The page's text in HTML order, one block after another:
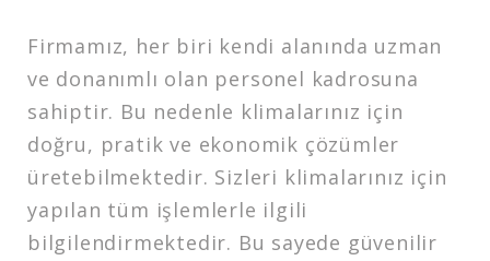
Firmamız, her biri kendi alanında uzman
ve donanımlı olan personel kadrosuna
sahiptir. Bu nedenle klimalarınız için
doğru, pratik ve ekonomik çözümler
üretebilmektedir. Sizleri klimalarınız için
yapılan tüm işlemlerle ilgili
bilgilendirmektedir. Bu sayede güvenilir